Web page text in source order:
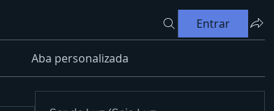
Entrar
Aba personalizada